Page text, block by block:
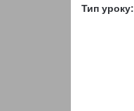
Тип уроку: